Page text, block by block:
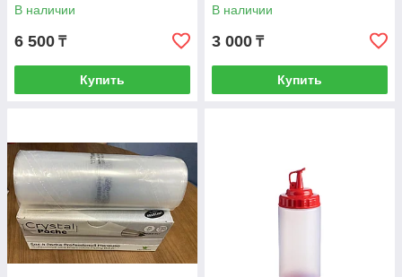
В наличии
6 500 ₸
Купить
В наличии
3 000 ₸
Купить